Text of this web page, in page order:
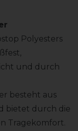
Polyesters
und durch
besteht aus
bietet durch die
Tragekomfort.